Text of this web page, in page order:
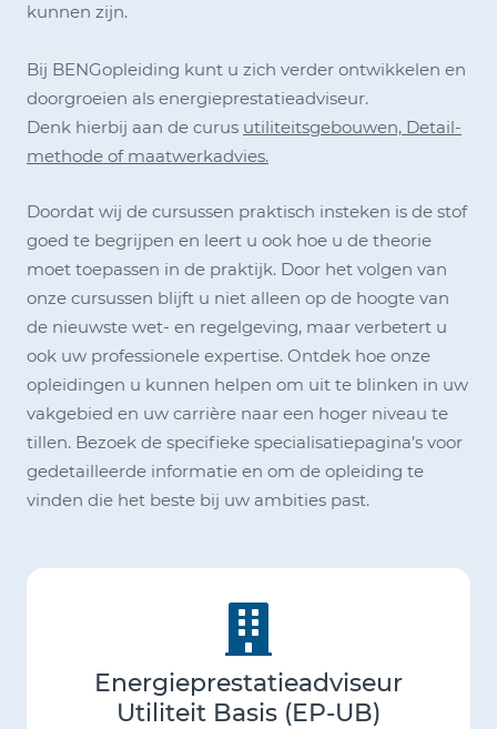
kunnen zijn.
Bij BENGopleiding kunt u zich verder ontwikkelen en
doorgroeien als energieprestatieadviseur.
Denk hierbij aan de curus utiliteitsgebouwen, Detail-
methode of maatwerkadvies.
Doordat wij de cursussen praktisch insteken is de stof
goed te begrijpen en leert u ook hoe u de theorie
moet toepassen in de praktijk. Door het volgen van
onze cursussen blijft u niet alleen op de hoogte van
de nieuwste wet- en regelgeving, maar verbetert u
ook uw professionele expertise. Ontdek hoe onze
opleidingen u kunnen helpen om uit te blinken in uw
vakgebied en uw carrière naar een hoger niveau te
tillen. Bezoek de specifieke specialisatiepagina’s voor
gedetailleerde informatie en om de opleiding te
vinden die het beste bij uw ambities past.
Energieprestatieadviseur
Utiliteit Basis (EP-UB)